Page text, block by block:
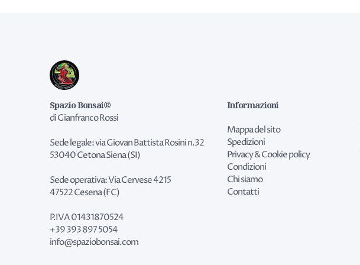
Spazio Bonsai®
di Gianfranco Rossi
Sede legale: via Giovan Battista Rosini n.32
53040 Cetona Siena (SI)
Sede operativa: Via Cervese 4215
47522 Cesena (FC)
P.IVA 01431870524
+39 393 897 5054
info@spaziobonsai.com
Informazioni
Mappa del sito
Spedizioni
Privacy & Cookie policy
Condizioni
Chi siamo
Contatti